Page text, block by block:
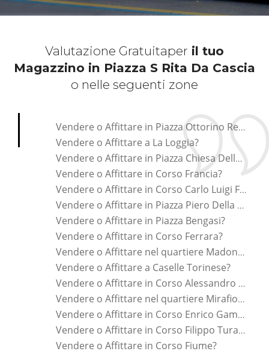
Valutazione Gratuitaper il tuo
Magazzino in Piazza S Rita Da Cascia
o nelle seguenti zone
Vendere o Affittare in Piazza Ottorino Respighi?
Vendere o Affittare a La Loggia?
Vendere o Affittare in Piazza Chiesa Della Salute?
Vendere o Affittare in Corso Francia?
Vendere o Affittare in Corso Carlo Luigi Farini?
Vendere o Affittare in Piazza Piero Della Francesca?
Vendere o Affittare in Piazza Bengasi?
Vendere o Affittare in Corso Ferrara?
Vendere o Affittare nel quartiere Madonna Di Campagna?
Vendere o Affittare a Caselle Torinese?
Vendere o Affittare in Corso Alessandro Tassoni?
Vendere o Affittare nel quartiere Mirafiori Nord?
Vendere o Affittare in Corso Enrico Gamba?
Vendere o Affittare in Corso Filippo Turati?
Vendere o Affittare in Corso Fiume?